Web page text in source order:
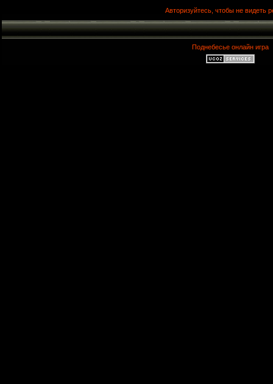
Авторизуйтесь, чтобы не видеть
Поднебесье онлайн игра